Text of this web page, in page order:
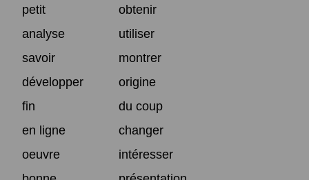
petit
obtenir
analyse
utiliser
savoir
montrer
développer
origine
fin
du coup
en ligne
changer
oeuvre
intéresser